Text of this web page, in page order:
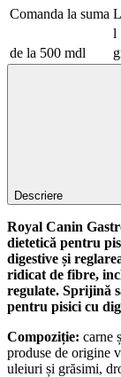
Comanda la suma
l
de la 500 mdl
Descriere
Royal Canin
dietetică pentru
digestive și
ridicat de fibre,
regulate. Sprijină
pentru pisici cu
Compoziție: carne
produse de origine
uleiuri și grăsimi,